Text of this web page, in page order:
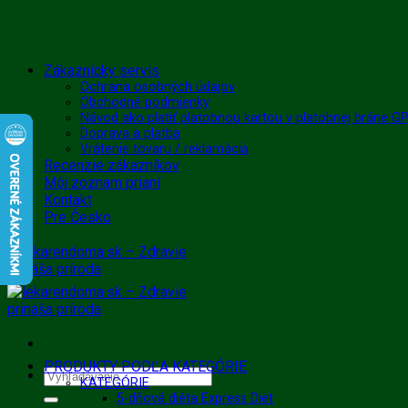
Skip
Zákaznícky servis
Ochrana osobných údajov
Obchodné podmienky
Návod ako platiť platobnou kartou v platobnej bráne
Doprava a platba
Vrátenie tovaru / reklamácia
Recenzie zákazníkov
Môj zoznam prianí
Kontakt
Pre Česko
Hľadať:
PRODUKTY PODĽA KATEGÓRIE
KATEGÓRIE
5-dňová diéta Express Diet